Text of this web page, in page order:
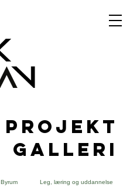
Projekt
galleri
Byrum Leg, læring og uddannelse